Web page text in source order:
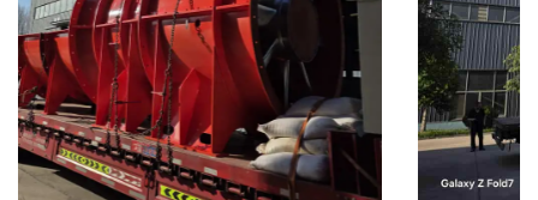
MINERAÇÃO METÁLICA & NÃO METÁLICA | TÚNEIS E OBRAS SUBTERRÂNEAS | VENTILADORES PARA AMBIENTES ESPECIAIS
Envio De Ventiladores Principais Contra-Rotativos De Mina Série FKCDZ